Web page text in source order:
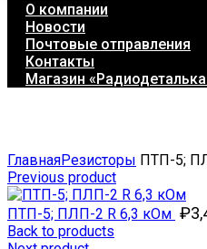
О компании
Новости
Почтовые отправления
Контакты
Магазин
ГлавнаяРезисторы ПТП-5;
Previous product
ПТП-5; ПЛП-2 R 6,3 кОм ₽
Back to products